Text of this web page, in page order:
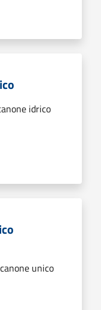
idrico
unico